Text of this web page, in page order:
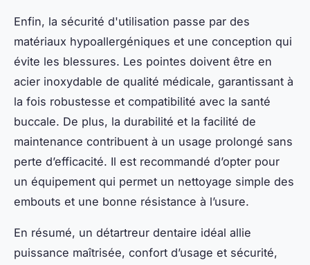
Enfin, la sécurité d'utilisation passe par des
matériaux hypoallergéniques et une conception qui
évite les blessures. Les pointes doivent être en
acier inoxydable de qualité médicale, garantissant à
la fois robustesse et compatibilité avec la santé
buccale. De plus, la durabilité et la facilité de
maintenance contribuent à un usage prolongé sans
perte d’efficacité. Il est recommandé d’opter pour
un équipement qui permet un nettoyage simple des
embouts et une bonne résistance à l’usure.
En résumé, un détartreur dentaire idéal allie
puissance maîtrisée, confort d’usage et sécurité,